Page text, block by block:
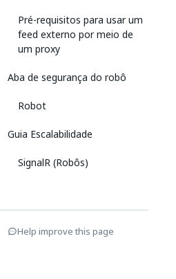
Pré-requisitos para usar um
feed externo por meio de
um proxy
Aba de segurança do robô
Robot
Guia Escalabilidade
SignalR (Robôs)
Help improve this page